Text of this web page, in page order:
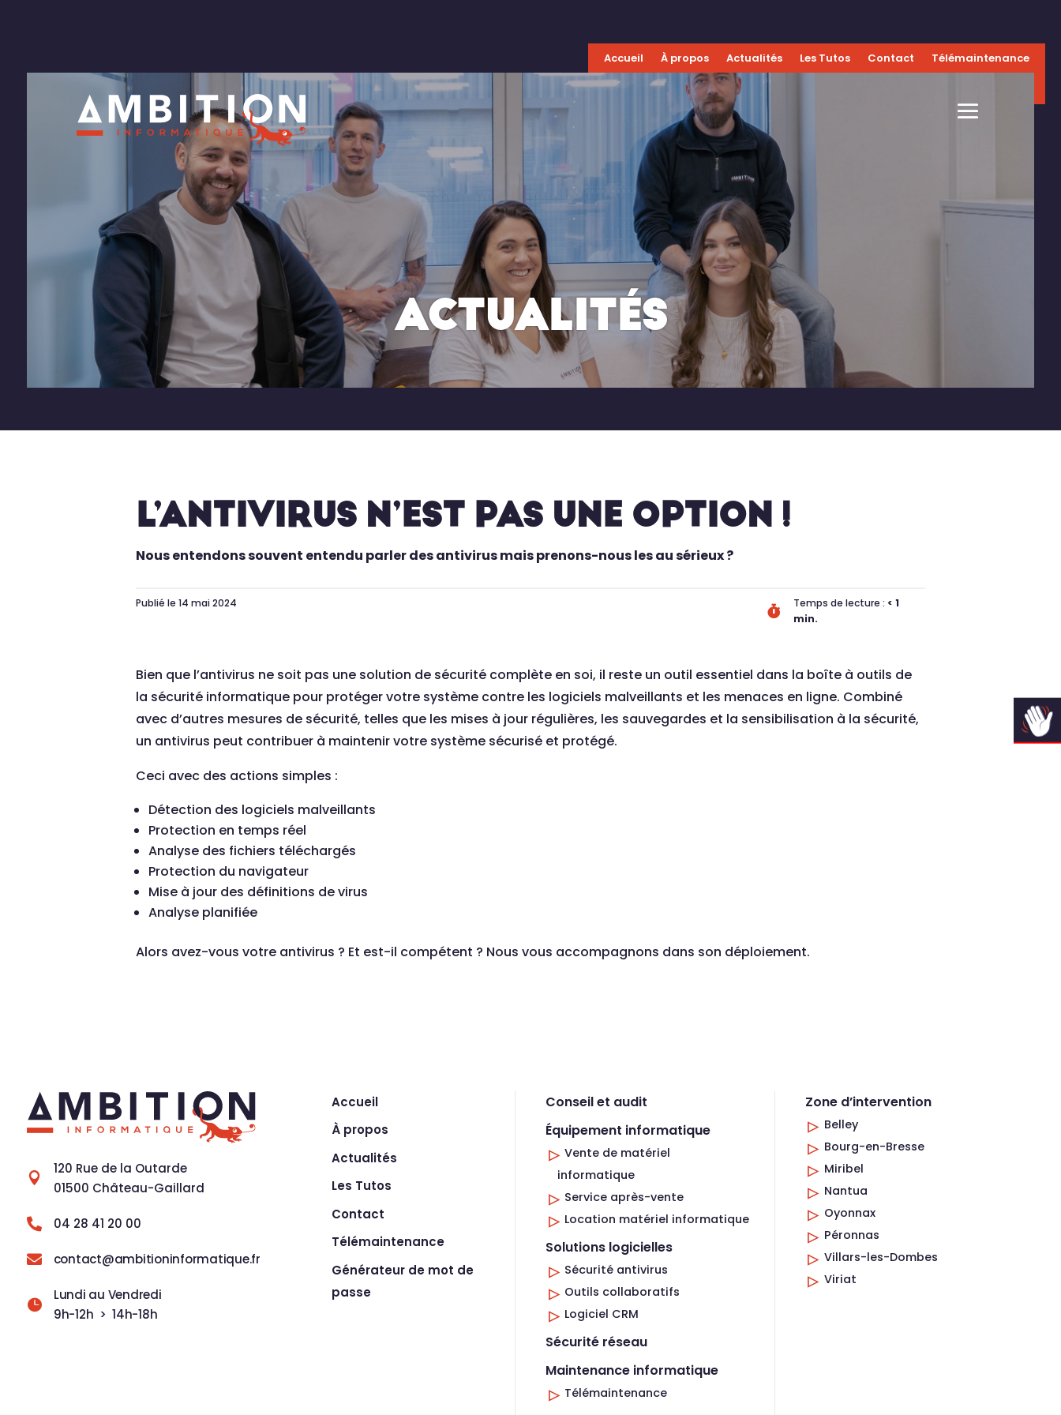
Accueil À propos Actualités Les Tutos Contact Télémaintenance
ACTUALITÉS
L’ANTIVIRUS N’EST PAS UNE OPTION !
Nous entendons souvent entendu parler des antivirus mais prenons-nous les au sérieux ?
Publié le 14 mai 2024

Temps de lecture : < 1
min.
Bien que l’antivirus ne soit pas une solution de sécurité complète en soi, il reste un outil essentiel dans la boîte à outils de
la sécurité informatique pour protéger votre système contre les logiciels malveillants et les menaces en ligne. Combiné
avec d’autres mesures de sécurité, telles que les mises à jour régulières, les sauvegardes et la sensibilisation à la sécurité,
un antivirus peut contribuer à maintenir votre système sécurisé et protégé.
Ceci avec des actions simples :
Détection des logiciels malveillants
Protection en temps réel
Analyse des fichiers téléchargés
Protection du navigateur
Mise à jour des définitions de virus
Analyse planifiée
Alors avez-vous votre antivirus ? Et est-il compétent ? Nous vous accompagnons dans son déploiement.

120 Rue de la Outarde
01500 Château-Gaillard
 04 28 41 20 00
 contact@ambitioninformatique.fr

Lundi au Vendredi
9h-12h > 14h-18h
Accueil
À propos
Actualités
Les Tutos
Contact
Télémaintenance
Générateur de mot de
passe
Conseil et audit
Équipement informatique
Vente de matériel
informatique
Service après-vente
Location matériel informatique
Solutions logicielles
Sécurité antivirus
Outils collaboratifs
Logiciel CRM
Sécurité réseau
Maintenance informatique
Télémaintenance
Zone d’intervention
Belley
Bourg-en-Bresse
Miribel
Nantua
Oyonnax
Péronnas
Villars-les-Dombes
Viriat